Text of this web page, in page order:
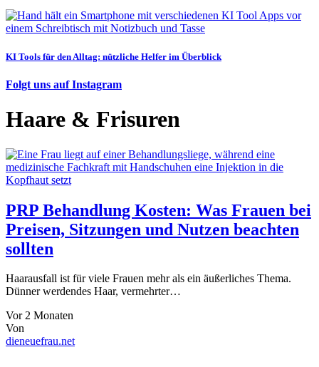
KI Tools für den Alltag: nützliche Helfer im Überblick
Folgt uns auf Instagram
Haare & Frisuren
PRP Behandlung Kosten: Was Frauen bei
Preisen, Sitzungen und Nutzen beachten
sollten
Haarausfall ist für viele Frauen mehr als ein äußerliches Thema.
Dünner werdendes Haar, vermehrter…
Vor 2 Monaten
Von
dieneuefrau.net